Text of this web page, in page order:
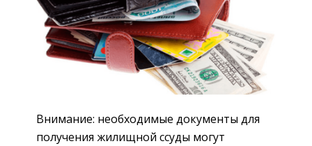
Внимание: необходимые документы для
получения жилищной ссуды могут